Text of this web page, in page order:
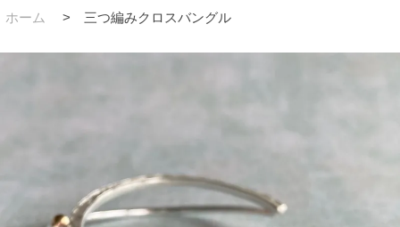
ホーム > 三つ編みクロスバングル